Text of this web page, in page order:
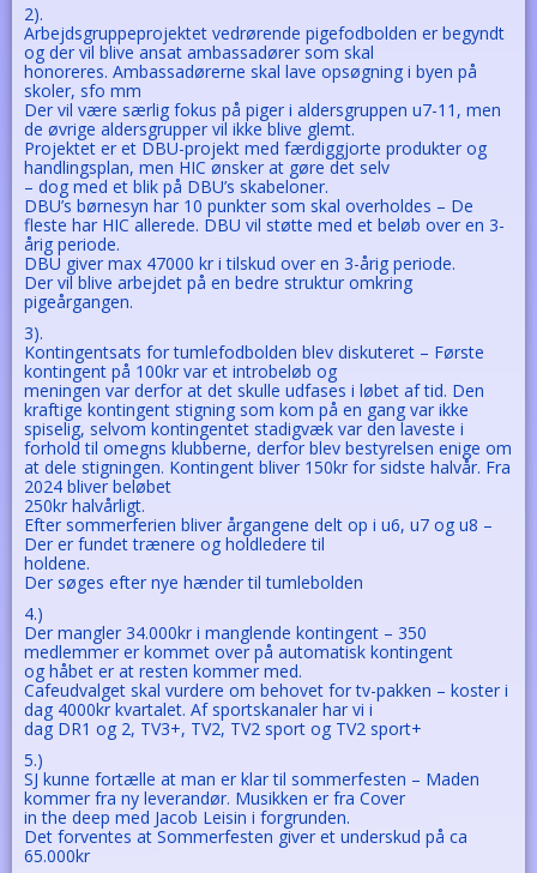
2).
Arbejdsgruppeprojektet vedrørende pigefodbolden er begyndt
og der vil blive ansat ambassadører som skal
honoreres. Ambassadørerne skal lave opsøgning i byen på
skoler, sfo mm
Der vil være særlig fokus på piger i aldersgruppen u7-11, men
de øvrige aldersgrupper vil ikke blive glemt.
Projektet er et DBU-projekt med færdiggjorte produkter og
handlingsplan, men HIC ønsker at gøre det selv
– dog med et blik på DBU’s skabeloner.
DBU’s børnesyn har 10 punkter som skal overholdes – De
fleste har HIC allerede. DBU vil støtte med et beløb over en 3-
årig periode.
DBU giver max 47000 kr i tilskud over en 3-årig periode.
Der vil blive arbejdet på en bedre struktur omkring
pigeårgangen.
3).
Kontingentsats for tumlefodbolden blev diskuteret – Første
kontingent på 100kr var et introbeløb og
meningen var derfor at det skulle udfases i løbet af tid. Den
kraftige kontingent stigning som kom på en gang var ikke
spiselig, selvom kontingentet stadigvæk var den laveste i
forhold til omegns klubberne, derfor blev bestyrelsen enige om
at dele stigningen. Kontingent bliver 150kr for sidste halvår. Fra
2024 bliver beløbet
250kr halvårligt.
Efter sommerferien bliver årgangene delt op i u6, u7 og u8 –
Der er fundet trænere og holdledere til
holdene.
Der søges efter nye hænder til tumlebolden
4.)
Der mangler 34.000kr i manglende kontingent – 350
medlemmer er kommet over på automatisk kontingent
og håbet er at resten kommer med.
Cafeudvalget skal vurdere om behovet for tv-pakken – koster i
dag 4000kr kvartalet. Af sportskanaler har vi i
dag DR1 og 2, TV3+, TV2, TV2 sport og TV2 sport+
5.)
SJ kunne fortælle at man er klar til sommerfesten – Maden
kommer fra ny leverandør. Musikken er fra Cover
in the deep med Jacob Leisin i forgrunden.
Det forventes at Sommerfesten giver et underskud på ca
65.000kr